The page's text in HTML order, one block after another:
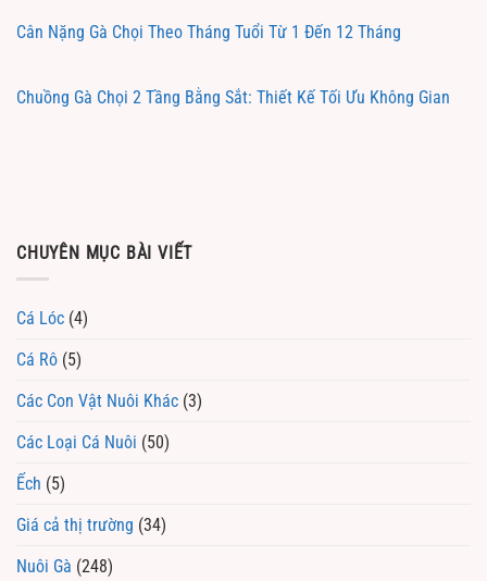
Cân Nặng Gà Chọi Theo Tháng Tuổi Từ 1 Đến 12 Tháng
Chuồng Gà Chọi 2 Tầng Bằng Sắt: Thiết Kế Tối Ưu Không Gian
CHUYÊN MỤC BÀI VIẾT
Cá Lóc (4)
Cá Rô (5)
Các Con Vật Nuôi Khác (3)
Các Loại Cá Nuôi (50)
Ếch (5)
Giá cả thị trường (34)
Nuôi Gà (248)